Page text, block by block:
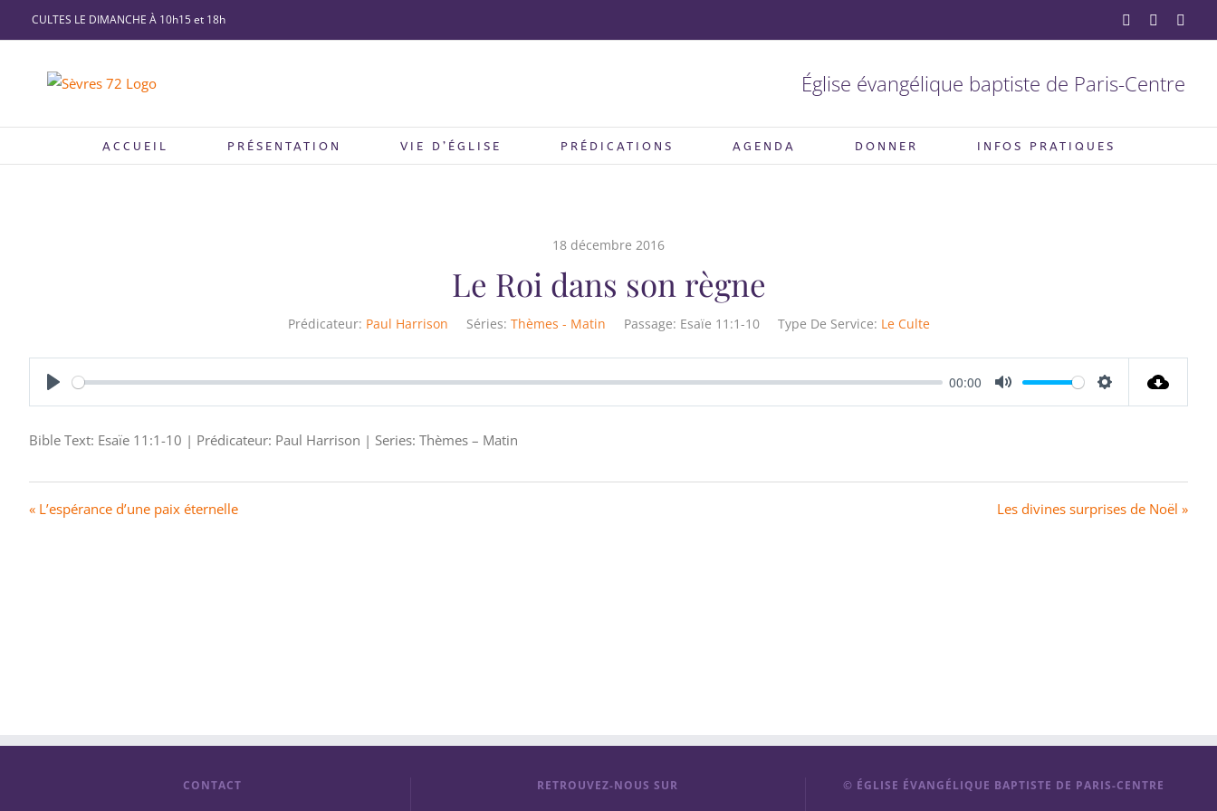
Passer
au
CULTES LE DIMANCHE À 10h15 et 18h YouTubeFacebook
Église évangélique baptiste de Paris-Centre
ACCUEIL PRÉSENTATION VIE D’ÉGLISE PRÉDICATIONS AGENDA DONNER INFOS PRATIQUES
18 décembre 2016
Le Roi dans son règne
Prédicateur: Paul Harrison Séries: Thèmes - Matin Passage: Esaïe 11:1-10 Type De Service: Le Culte
Play
00:00
Mute Settings
Bible Text: Esaïe 11:1-10 | Prédicateur: Paul Harrison | Series: Thèmes – Matin
« L’espérance d’une paix éternelle Les divines surprises de Noël »
CONTACT RETROUVEZ-NOUS SUR © ÉGLISE ÉVANGÉLIQUE BAPTISTE DE PARIS-CENTRE